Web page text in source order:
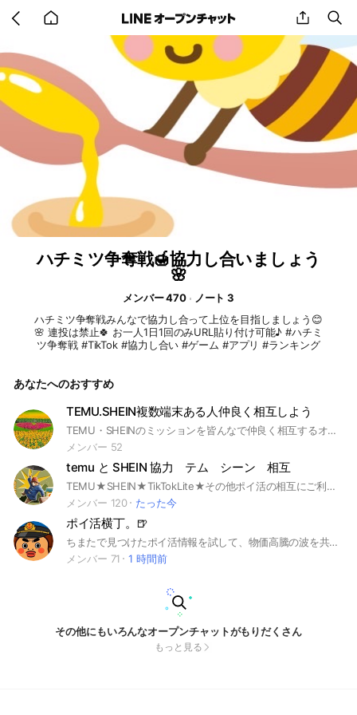
back share
ハチミツ争奪戦🍯協力し合いましょう
🌸
メンバー 470
ノート 3
ハチミツ争奪戦みんなで協力し合って上位を目指しましょう😊
🌸 連投は禁止🍀 お一人1日1回のみURL貼り付け可能♪ #ハチミ
ツ争奪戦 #TikTok #協力し合い #ゲーム #アプリ #ランキング
あなたへのおすすめ
TEMU.SHEIN複数端末ある人仲良く相互しよう
TEMU・SHEINのミッションを皆んなで仲良く相互するオプです。協力できる方のみ参加して下さい😊
メンバー 52
temu と SHEIN 協力 テム シーン 相互
TEMU★SHEIN★TikTokLite★その他ポイ活の相互にご利用下さい♪ #TEMU#無料ギフト＃魔法ラビット#ファームランド #PayPay#SHEIN#マネーツリー#マジックドロー＃育ててにやんこ#TikTokLite#TikTok#ポイ活
メンバー 120
たった今
ポイ活横丁。🍺
ちまたで見つけたポイ活情報を試して、物価高騰の波を共に乗り越える庶民の味方。ポイ活横丁🍺💦
メンバー 71
1 時間前
その他にもいろんなオープンチャットがもりだくさん
もっと見る